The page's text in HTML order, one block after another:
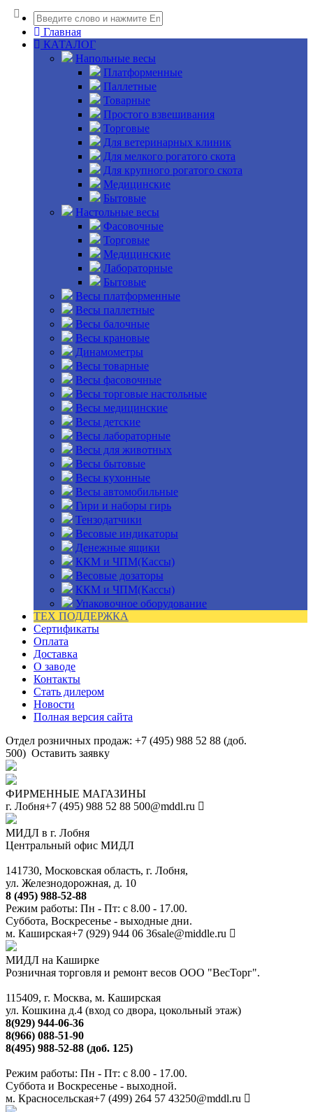
Главная
КАТАЛОГ
Напольные весы
Платформенные
Паллетные
Товарные
Простого взвешивания
Торговые
Для ветеринарных клиник
Для мелкого рогатого скота
Для крупного рогатого скота
Медицинские
Бытовые
Настольные весы
Фасовочные
Торговые
Медицинские
Лабораторные
Бытовые
Весы платформенные
Весы паллетные
Весы балочные
Весы крановые
Динамометры
Весы товарные
Весы фасовочные
Весы торговые настольные
Весы медицинские
Весы детские
Весы лабораторные
Весы для животных
Весы бытовые
Весы кухонные
Весы автомобильные
Гири и наборы гирь
Тензодатчики
Весовые индикаторы
Денежные ящики
ККМ и ЧПМ(Кассы)
Весовые дозаторы
ККМ и ЧПМ(Кассы)
Упаковочное оборудование
ТЕХ ПОДДЕРЖКА
Сертификаты
Оплата
Доставка
О заводе
Контакты
Стать дилером
Новости
Полная версия сайта
Отдел розничных продаж: +7 (495) 988 52 88 (доб.
500) Оставить заявку
ФИРМЕННЫЕ МАГАЗИНЫ
г. Лобня+7 (495) 988 52 88 500@mddl.ru
МИДЛ в г. Лобня
Центральный офис МИДЛ
141730, Московская область, г. Лобня,
ул. Железнодорожная, д. 10
8 (495) 988-52-88
Режим работы: Пн - Пт: с 8.00 - 17.00.
Суббота, Воскресенье - выходные дни.
м. Каширская+7 (929) 944 06 36sale@middle.ru
МИДЛ на Каширке
Розничная торговля и ремонт весов ООО "ВесТорг".
115409, г. Москва, м. Каширская
ул. Кошкина д.4 (вход со двора, цокольный этаж)
8(929) 944-06-36
8(966) 088-51-90
8(495) 988-52-88 (доб. 125)
Режим работы: Пн - Пт: с 8.00 - 17.00.
Суббота и Воскресенье - выходной.
м. Красносельская+7 (499) 264 57 43250@mddl.ru